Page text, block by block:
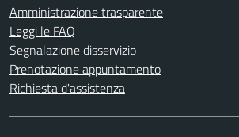
Amministrazione trasparente
Leggi le FAQ
Segnalazione disservizio
Prenotazione appuntamento
Richiesta d'assistenza